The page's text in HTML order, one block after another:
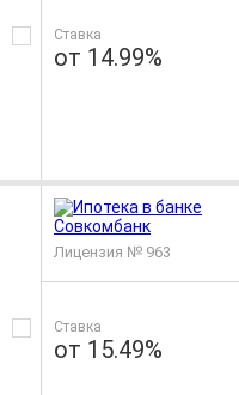
Ставка
от 14.99%
Лицензия № 963
Ставка
от 15.49%